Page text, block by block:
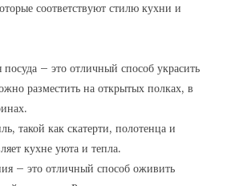
соответствуют стилю кухни и
посуда – это отличный способ украсить
разместить на открытых полках, в
такой как скатерти, полотенца и
кухне уюта и тепла.
– это отличный способ оживить